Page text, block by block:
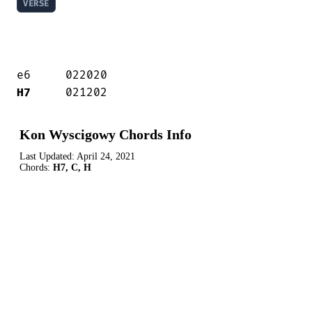
VERSE
H7
     021202
Kon Wyscigowy Chords Info
Last Updated: April 24, 2021
Chords: H7, C, H